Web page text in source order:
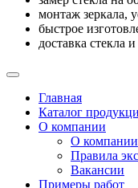
монтаж зеркала,
быстрое
доставка стекла
Главная
Каталог
О компании
О компании
Правила
Вакансии
Примеры работ